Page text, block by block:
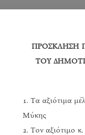
ΠΡΟΣΚΛΗΣΗ
ΤΟΥ
Τα αξιότιμα
Μύκης
Τον αξιότιμο